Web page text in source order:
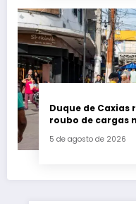
Duque de Caxias
roubo de cargas
5 de agosto de 2026